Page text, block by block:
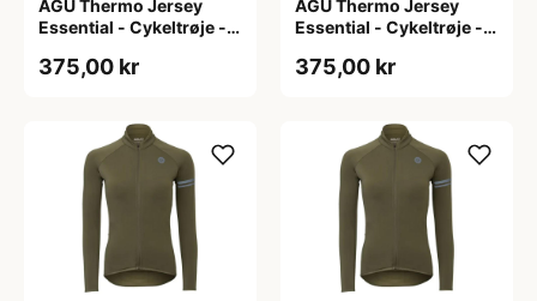
AGU Thermo Jersey
Essential - Cykeltrøje -
L
375,00 kr
AGU Thermo Jersey
Essential - Cykeltrøje -
M
375,00 kr